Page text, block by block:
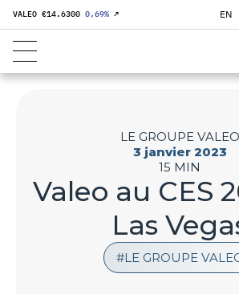
VALEO €14.6300 0,69% ↗ EN
LE GROUPE
LE GROUPE VALEO
3 janvier 2023
15 MIN
Valeo au CES
Las